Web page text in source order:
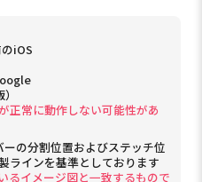
iOS
正常に動作しない可能性があ
の分割位置およびステッチ位
ラインを基準としております
るイメージ図と一致するもので